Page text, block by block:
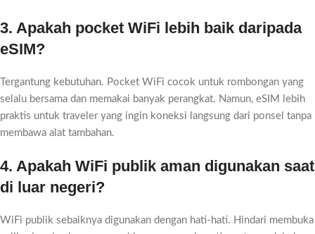
3. Apakah pocket WiFi lebih baik daripada
eSIM?
Tergantung kebutuhan. Pocket WiFi cocok untuk rombongan yang
selalu bersama dan memakai banyak perangkat. Namun, eSIM lebih
praktis untuk traveler yang ingin koneksi langsung dari ponsel tanpa
membawa alat tambahan.
4. Apakah WiFi publik aman digunakan saat
di luar negeri?
WiFi publik sebaiknya digunakan dengan hati-hati. Hindari membuka